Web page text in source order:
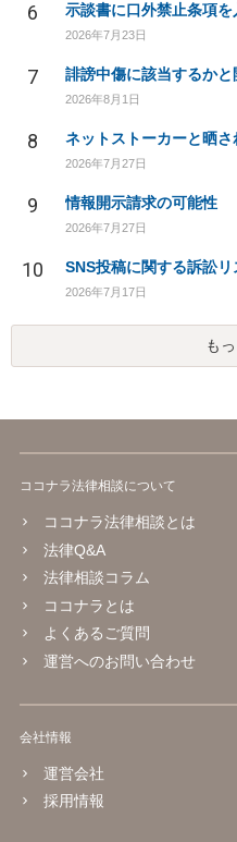
6 示談書に口外禁止条項
2026年7月23日
7 誹謗中傷に該当するか
2026年8月1日
8 ネットストーカーと晒さ
2026年7月27日
9 情報開示請求の可能性
2026年7月27日
10 SNS投稿に関する訴訟
2026年7月17日
も
ココナラ法律相談について
ココナラ法律相談とは
法律Q&A
法律相談コラム
ココナラとは
よくあるご質問
運営へのお問い合わせ
会社情報
運営会社
採用情報